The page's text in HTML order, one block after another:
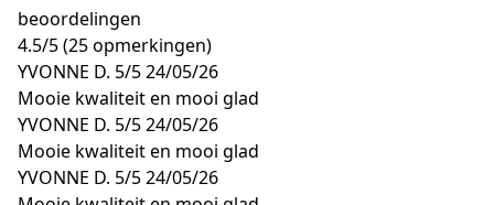
beoordelingen
4.5/5(25 opmerkingen)
YVONNE D. 5/524/05/26
Mooie kwaliteit en mooi glad
YVONNE D. 5/524/05/26
Mooie kwaliteit en mooi glad
YVONNE D. 5/524/05/26